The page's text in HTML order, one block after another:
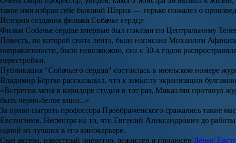
такое имя избрал себе бывший Шарик — горько пожалел о
История создания фильма Собачье сердце
Фильм Собачье сердце впервые был показан по Центральному
Повесть, по которой снята лента, была написана Михаилом
направленности, было невозможно, она с 30-х годов
перестройки.
Публикация "Собачьего сердца" состоялась в июньском номере
Владимир Бортко рассказывал, что к замыслу экранизации
«Встретив меня в коридоре студии в тот раз, Микаэлян протянул
быть черно-белое кино...»
За право сыграть профессора Преображенского сражались такие
Евстигнеев. Несмотря на то, что Евгений Александрович до
одной из лучших в его кинокарьере.
Сын актера, известный оператор, режиссер и продюсер Денис